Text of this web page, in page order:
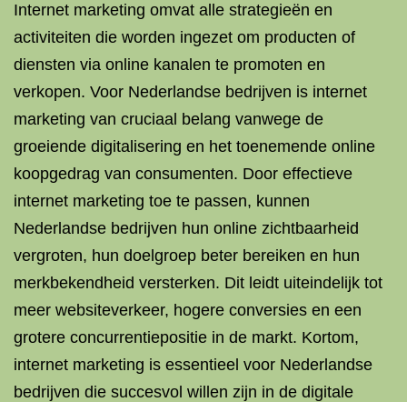
Internet marketing omvat alle strategieën en
activiteiten die worden ingezet om producten of
diensten via online kanalen te promoten en
verkopen. Voor Nederlandse bedrijven is internet
marketing van cruciaal belang vanwege de
groeiende digitalisering en het toenemende online
koopgedrag van consumenten. Door effectieve
internet marketing toe te passen, kunnen
Nederlandse bedrijven hun online zichtbaarheid
vergroten, hun doelgroep beter bereiken en hun
merkbekendheid versterken. Dit leidt uiteindelijk tot
meer websiteverkeer, hogere conversies en een
grotere concurrentiepositie in de markt. Kortom,
internet marketing is essentieel voor Nederlandse
bedrijven die succesvol willen zijn in de digitale